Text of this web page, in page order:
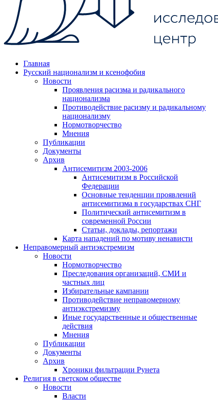
Главная
Русский национализм и ксенофобия
Новости
Проявления расизма и радикального
национализма
Противодействие расизму и радикальному
национализму
Нормотворчество
Мнения
Публикации
Документы
Архив
Антисемитизм 2003-2006
Антисемитизм в Российской
Федерации
Основные тенденции проявлений
антисемитизма в государствах СНГ
Политический антисемитизм в
современной России
Статьи, доклады, репортажи
Карта нападений по мотиву ненависти
Неправомерный антиэкстремизм
Новости
Нормотворчество
Преследования организаций, СМИ и
частных лиц
Избирательные кампании
Противодействие неправомерному
антиэкстремизму
Иные государственные и общественные
действия
Мнения
Публикации
Документы
Архив
Хроники фильтрации Рунета
Религия в светском обществе
Новости
Власти